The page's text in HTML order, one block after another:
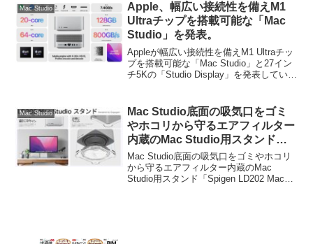
Mac Studio
Apple、幅広い接続性を備えM1
Ultraチップを搭載可能な「Mac
Studio」を発表。
Appleが幅広い接続性を備えM1 Ultraチッ
プを搭載可能な「Mac Studio」と27イン
チ5Kの「Studio Display」を発表していま
Mac Studio
Mac Studio底面の吸気口をゴミ
やホコリから守るエアフィルター
内蔵のMac Studio用スタンド
「Spigen LD202 Mac Studioス
タンド」が日本でも販売開始。
Mac Studio底面の吸気口をゴミやホコリ
から守るエアフィルター内蔵のMac
Studio用スタンド「Spigen LD202 Mac